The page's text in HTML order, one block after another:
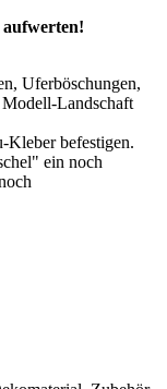
Uferböschungen,
Landschaft
Kleber befestigen.
ein noch